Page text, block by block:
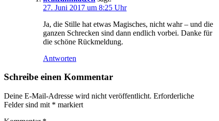
27. Juni 2017 um 8:25 Uhr
Ja, die Stille hat etwas Magisches, nicht wahr – und die
ganzen Schrecken sind dann endlich vorbei. Danke für
die schöne Rückmeldung.
Antworten
Schreibe einen Kommentar
Deine E-Mail-Adresse wird nicht veröffentlicht. Erforderliche
Felder sind mit * markiert